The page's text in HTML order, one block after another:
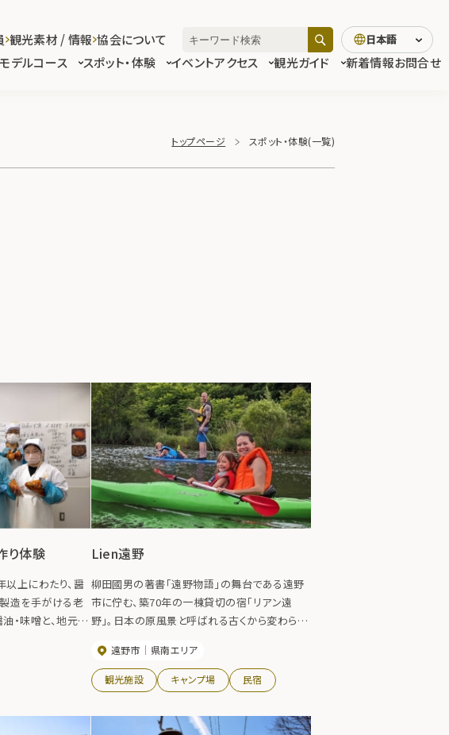
デルコース スポット・体験 イベントアクセス 観光ガイド 新着情報お問合せ
観光素材 / 情報 協会について 日本語
トップページ スポット・体験(一覧)
り体験
以上にわたり、醤
造を手がける老
・味噌と、地元産
は、限定商品を
キムチ作り体験
要事前予約）
Lien遠野
柳田國男の著書「遠野物語」の舞台である遠野
市に佇む、築70年の一棟貸切の宿「リアン遠
野」。日本の原風景と呼ばれる古くから変わらぬ
滞在する人を「遠野物語」の世界に誘います。”物
語を感じる”ここでしかできないリアルな体験を
してみませんか？
遠野市 県南エリア
観光施設 キャンプ場 民宿